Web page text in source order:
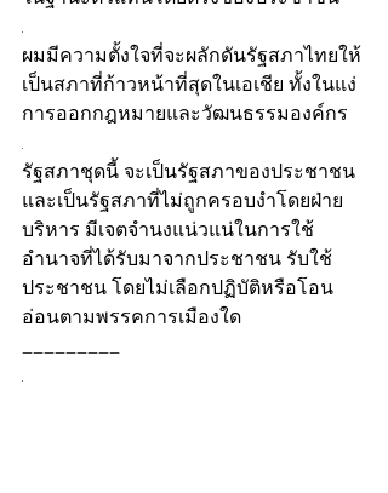
.
ผมมีความตั้งใจที่จะผลักดันรัฐสภาไทยให้
เป็นสภาที่ก้าวหน้าที่สุดในเอเชีย ทั้งในแง่
การออกกฎหมายและวัฒนธรรมองค์กร
.
รัฐสภาชุดนี้ จะเป็นรัฐสภาของประชาชน
และเป็นรัฐสภาที่ไม่ถูกครอบงำโดยฝ่าย
บริหาร มีเจตจำนงแน่วแน่ในการใช้
อำนาจที่ได้รับมาจากประชาชน รับใช้
ประชาชน โดยไม่เลือกปฏิบัติหรือโอน
อ่อนตามพรรคการเมืองใด
_________
.